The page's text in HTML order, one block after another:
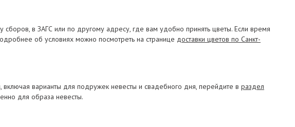
сборов, в ЗАГС или по другому адресу, где вам удобно принять цветы. Если время
об условиях можно посмотреть на странице доставки цветов по Санкт-
варианты для подружек невесты и свадебного дня, перейдите в раздел
для образа невесты.